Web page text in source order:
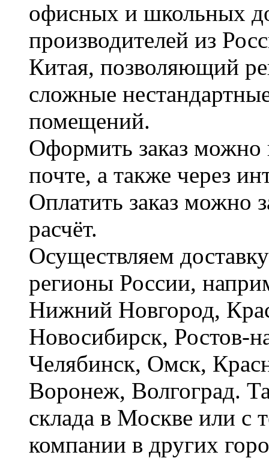
офисных и школьных
производителей из
Китая, позволяющий
сложные
помещений.
Оформить заказ можно
почте, а также через
Оплатить заказ можно
расчёт.
Осуществляем
регионы России,
Нижний Новгород,
Новосибирск, Ростов-
Челябинск, Омск,
Воронеж, Волгоград.
склада в Москве или с
компании в других